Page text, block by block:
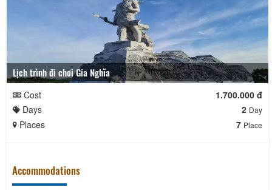
Lịch trình đi chơi Gia Nghĩa
Cost
1.700.000 đ
Days
2 Day
Places 7 Place
Accommodations